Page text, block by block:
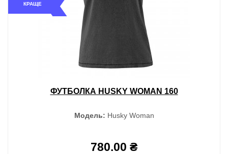
КРАЩЕ
ФУТБОЛКА HUSKY WOMAN 160
Модель: Husky Woman
780.00 ₴